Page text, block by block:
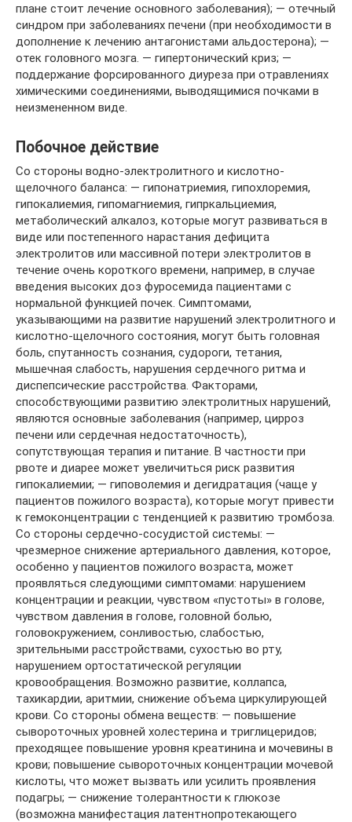
плане стоит лечение основного заболевания); — отечный
синдром при заболеваниях печени (при необходимости в
дополнение к лечению антагонистами альдостерона); —
отек головного мозга. — гипертонический криз; —
поддержание форсированного диуреза при отравлениях
химическими соединениями, выводящимися почками в
неизмененном виде.
Побочное действие
Со стороны водно-электролитного и кислотно-
щелочного баланса: — гипонатриемия, гипохлоремия,
гипокалиемия, гипомагниемия, гипркальциемия,
метаболический алкалоз, которые могут развиваться в
виде или постепенного нарастания дефицита
электролитов или массивной потери электролитов в
течение очень короткого времени, например, в случае
введения высоких доз фуросемида пациентами с
нормальной функцией почек. Симптомами,
указывающими на развитие нарушений электролитного и
кислотно-щелочного состояния, могут быть головная
боль, спутанность сознания, судороги, тетания,
мышечная слабость, нарушения сердечного ритма и
диспепсические расстройства. Факторами,
способствующими развитию электролитных нарушений,
являются основные заболевания (например, цирроз
печени или сердечная недостаточность),
сопутствующая терапия и питание. В частности при
рвоте и диарее может увеличиться риск развития
гипокалиемии; — гиповолемия и дегидратация (чаще у
пациентов пожилого возраста), которые могут привести
к гемоконцентрации с тенденцией к развитию тромбоза.
Со стороны сердечно-сосудистой системы: —
чрезмерное снижение артериального давления, которое,
особенно у пациентов пожилого возраста, может
проявляться следующими симптомами: нарушением
концентрации и реакции, чувством «пустоты» в голове,
чувством давления в голове, головной болью,
головокружением, сонливостью, слабостью,
зрительными расстройствами, сухостью во рту,
нарушением ортостатической регуляции
кровообращения. Возможно развитие, коллапса,
тахикардии, аритмии, снижение объема циркулирующей
крови. Со стороны обмена веществ: — повышение
сывороточных уровней холестерина и триглицеридов;
преходящее повышение уровня креатинина и мочевины в
крови; повышение сывороточных концентрации мочевой
кислоты, что может вызвать или усилить проявления
подагры; — снижение толерантности к глюкозе
(возможна манифестация латентнопротекающего